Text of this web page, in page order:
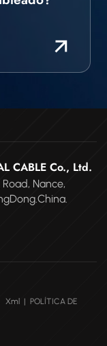
CABLE Co., Ltd.
Road, Nance,
Xml | POLÍTICA DE